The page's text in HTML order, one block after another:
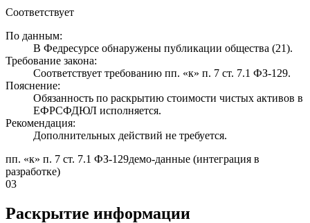
Соответствует
По данным:
В Федресурсе обнаружены публикации общества (21).
Требование закона:
Соответствует требованию пп. «к» п. 7 ст. 7.1 ФЗ-129.
Пояснение:
Обязанность по раскрытию стоимости чистых активов в
ЕФРСФДЮЛ исполняется.
Рекомендация:
Дополнительных действий не требуется.
пп. «к» п. 7 ст. 7.1 ФЗ-129демо-данные (интеграция в
разработке)
03
Раскрытие информации